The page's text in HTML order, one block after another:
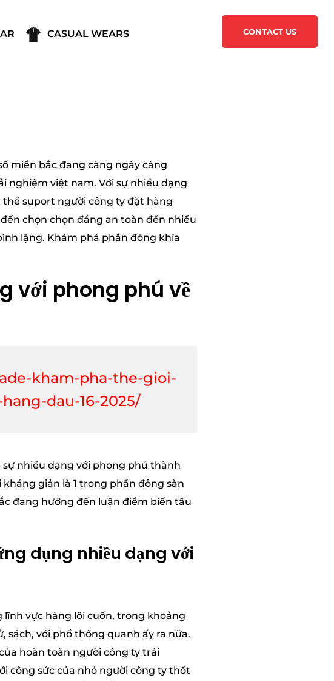
CASUAL WEARS CONTACT US
miền bắc đang càng ngày càng
nghiệm việt nam. Với sự nhiều dạng
suport người công ty đặt hàng
chọn chọn đáng an toàn đến nhiều
lặng. Khám phá phần đông khía
với phong phú về
kham-pha-the-gioi-
dau-16-2025/
nhiều dạng với phong phú thành
giản là 1 trong phần đông sàn
đang hướng đến luận điểm biến tấu
dụng nhiều dạng với
vực hàng lôi cuốn, trong khoảng
với phổ thông quanh ấy ra nữa.
hoàn toàn người công ty trải
công sức của nhỏ người công ty thốt